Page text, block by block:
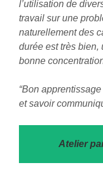
l’utilisation de
travail sur une
naturellement des
durée est très bien,
bonne
“Bon
et savoir
Atelier